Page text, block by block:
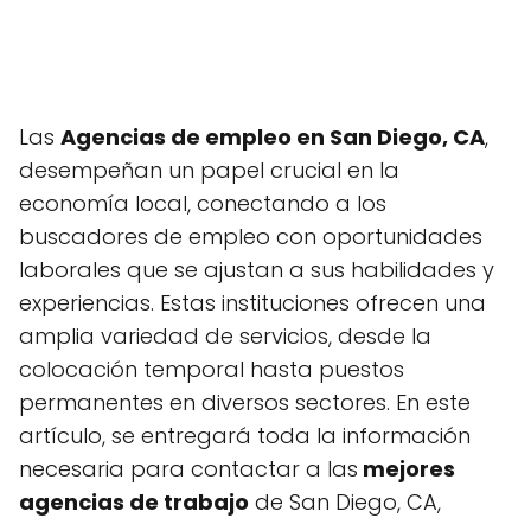
Las Agencias de empleo en San Diego, CA,
desempeñan un papel crucial en la
economía local, conectando a los
buscadores de empleo con oportunidades
laborales que se ajustan a sus habilidades y
experiencias. Estas instituciones ofrecen una
amplia variedad de servicios, desde la
colocación temporal hasta puestos
permanentes en diversos sectores. En este
artículo, se entregará toda la información
necesaria para contactar a las mejores
agencias de trabajo de San Diego, CA,